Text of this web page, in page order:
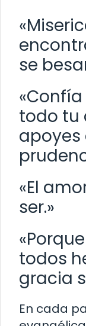
se
todo tu
apoyes
«El
ser.»
todos
gracia
En cada